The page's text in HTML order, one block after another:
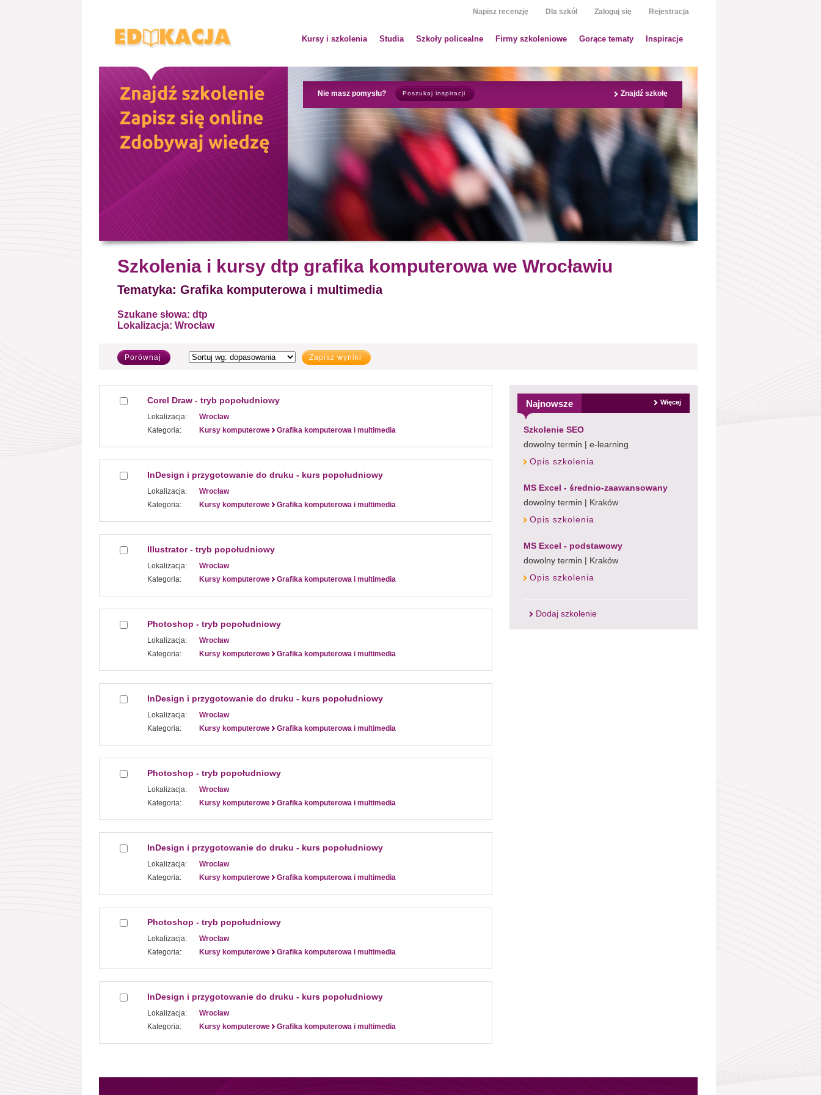
Napisz recenzję Dla szkół Zaloguj się Rejestracja
Kursy i szkolenia Studia Szkoły policealne Firmy szkoleniowe Gorące tematy Inspiracje
Znajdź szkołę
Nie masz pomysłu? Poszukaj inspiracji
Szkolenia i kursy dtp grafika komputerowa we Wrocławiu
Tematyka: Grafika komputerowa i multimedia
Szukane słowa: dtp
Lokalizacja: Wrocław
Porównaj Zapisz wyniki
Więcej
Najnowsze
Szkolenie SEO
dowolny termin | e-learning
Opis szkolenia
MS Excel - średnio-zaawansowany
dowolny termin | Kraków
Opis szkolenia
MS Excel - podstawowy
dowolny termin | Kraków
Opis szkolenia
Dodaj szkolenie
Corel Draw - tryb popołudniowy
Lokalizacja:
Wrocław
Kategoria:
Kursy komputerowe Grafika komputerowa i multimedia
InDesign i przygotowanie do druku - kurs popołudniowy
Lokalizacja:
Wrocław
Kategoria:
Kursy komputerowe Grafika komputerowa i multimedia
Illustrator - tryb popołudniowy
Lokalizacja:
Wrocław
Kategoria:
Kursy komputerowe Grafika komputerowa i multimedia
Photoshop - tryb popołudniowy
Lokalizacja:
Wrocław
Kategoria:
Kursy komputerowe Grafika komputerowa i multimedia
InDesign i przygotowanie do druku - kurs popołudniowy
Lokalizacja:
Wrocław
Kategoria:
Kursy komputerowe Grafika komputerowa i multimedia
Photoshop - tryb popołudniowy
Lokalizacja:
Wrocław
Kategoria:
Kursy komputerowe Grafika komputerowa i multimedia
InDesign i przygotowanie do druku - kurs popołudniowy
Lokalizacja:
Wrocław
Kategoria:
Kursy komputerowe Grafika komputerowa i multimedia
Photoshop - tryb popołudniowy
Lokalizacja:
Wrocław
Kategoria:
Kursy komputerowe Grafika komputerowa i multimedia
InDesign i przygotowanie do druku - kurs popołudniowy
Lokalizacja:
Wrocław
Kategoria:
Kursy komputerowe Grafika komputerowa i multimedia